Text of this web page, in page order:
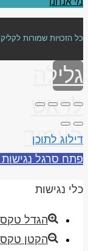
כל הזכויות שמורות לקליק
גלילה
לראש
העמוד
דילוג לתוכן
פתח סרגל נגישות
כלי נגישות
הגדל
הקטן